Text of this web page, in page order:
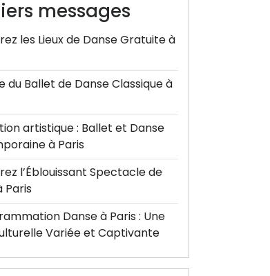
messages
les Lieux de Danse Gratuite à
du Ballet de Danse Classique à
artistique : Ballet et Danse
à Paris
l’Éblouissant Spectacle de
Paris
Danse à Paris : Une
Variée et Captivante